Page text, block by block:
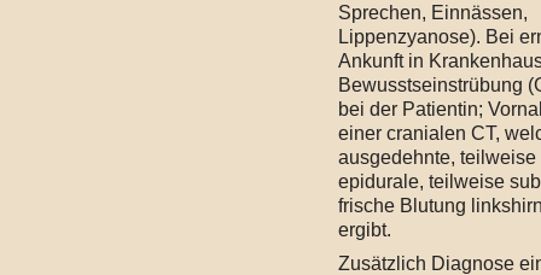
Sprechen, Einnässen,
Lippenzyanose). Bei
Ankunft in
Bewusstseinstrübung
bei der Patientin;
einer cranialen CT,
ausgedehnte, teilweise
epidurale, teilweise
frische Blutung
ergibt.
Zusätzlich Diagnose